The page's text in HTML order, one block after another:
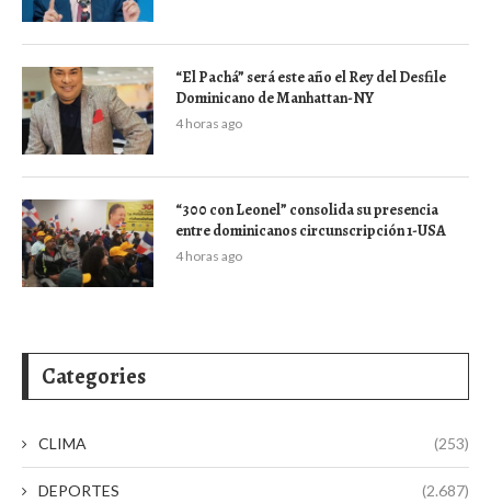
“El Pachá” será este año el Rey del Desfile
Dominicano de Manhattan-NY
4 horas ago
“300 con Leonel” consolida su presencia
entre dominicanos circunscripción 1-USA
4 horas ago
Categories
CLIMA (253)
DEPORTES (2.687)